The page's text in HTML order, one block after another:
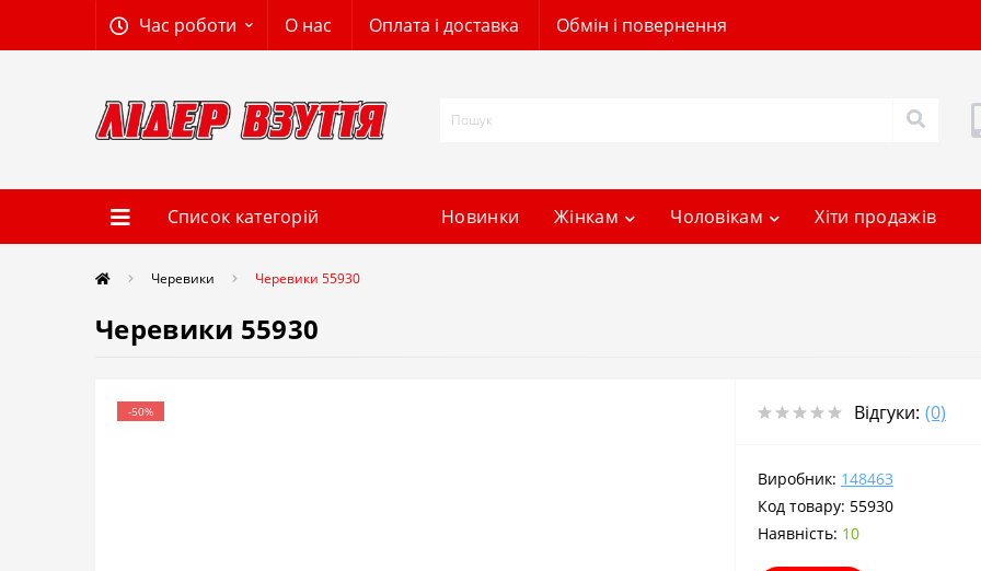
Час роботи О нас Оплата і доставка Обмін і повернення
Список категорій Новинки Жінкам Чоловікам Хіти продажів
Черевики Черевики 55930
Черевики 55930
-50% Відгуки: (0)
Виробник: 148463
Код товару: 55930
Наявність: 10